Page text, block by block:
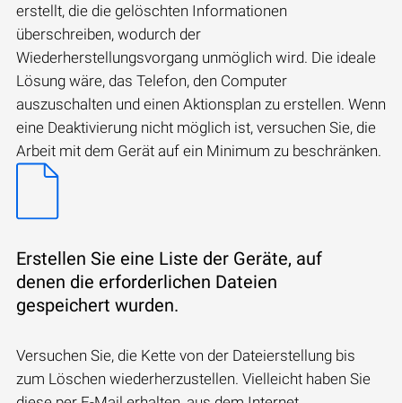
erstellt, die die gelöschten Informationen
überschreiben, wodurch der
Wiederherstellungsvorgang unmöglich wird. Die ideale
Lösung wäre, das Telefon, den Computer
auszuschalten und einen Aktionsplan zu erstellen. Wenn
eine Deaktivierung nicht möglich ist, versuchen Sie, die
Arbeit mit dem Gerät auf ein Minimum zu beschränken.
Erstellen Sie eine Liste der Geräte, auf
denen die erforderlichen Dateien
gespeichert wurden.
Versuchen Sie, die Kette von der Dateierstellung bis
zum Löschen wiederherzustellen. Vielleicht haben Sie